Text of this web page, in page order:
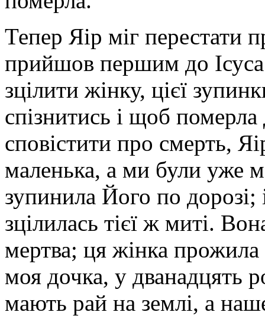
Тепер Яір міг перестати
прийшов першим до
зцілити жінку, цієї
спізнитись і щоб
сповістити про смерть,
маленька, а ми були уже
зупинила Його по дорозі;
зцілилась тієї ж миті.
мертва; ця жінка
моя дочка, у дванадцять
мають рай на землі, а